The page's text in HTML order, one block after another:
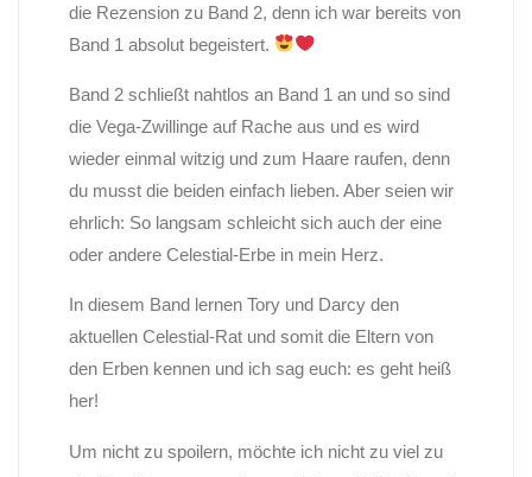
die Rezension zu Band 2, denn ich war bereits von
Band 1 absolut begeistert.
Band 2 schließt nahtlos an Band 1 an und so sind
die Vega-Zwillinge auf Rache aus und es wird
wieder einmal witzig und zum Haare raufen, denn
du musst die beiden einfach lieben. Aber seien wir
ehrlich: So langsam schleicht sich auch der eine
oder andere Celestial-Erbe in mein Herz.
In diesem Band lernen Tory und Darcy den
aktuellen Celestial-Rat und somit die Eltern von
den Erben kennen und ich sag euch: es geht heiß
her!
Um nicht zu spoilern, möchte ich nicht zu viel zu